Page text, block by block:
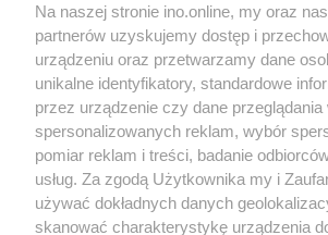
Na naszej stronie ino.online, my oraz
partnerów uzyskujemy dostęp i
urządzeniu oraz przetwarzamy dane
unikalne identyfikatory, standardowe
przez urządzenie czy dane przeglądania
spersonalizowanych reklam, wybór
pomiar reklam i treści, badanie
usług. Za zgodą Użytkownika my i
używać dokładnych danych
skanować charakterystykę urządzenia